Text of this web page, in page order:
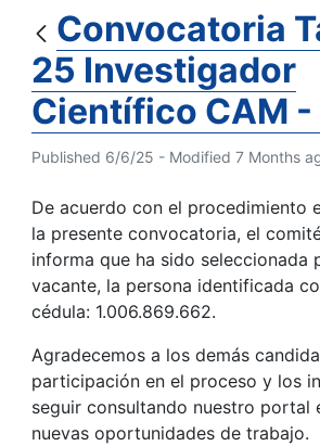
Convocatoria
25 Investigador
Científico CAM -
Published 6/6/25 - Modified 7 Months
De acuerdo con el procedimiento
la presente convocatoria, el
informa que ha sido seleccionada
vacante, la persona identificada
cédula: 1.006.869.662.
Agradecemos a los demás
participación en el proceso y los
seguir consultando nuestro portal
nuevas oportunidades de trabajo.